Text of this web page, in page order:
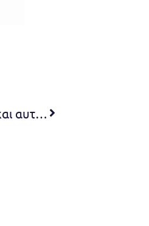
Ενημέρωση κοινού για τη λήψη μέτρων πρόληψης και αυτοπροστασίας από κινδύνους που προέρχονται από δασικές πυρκαγιές